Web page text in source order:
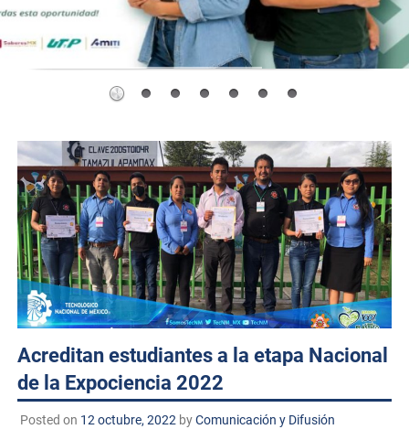
Acreditan estudiantes a la etapa Nacional
de la Expociencia 2022
Posted on 12 octubre, 2022 byComunicación y Difusión